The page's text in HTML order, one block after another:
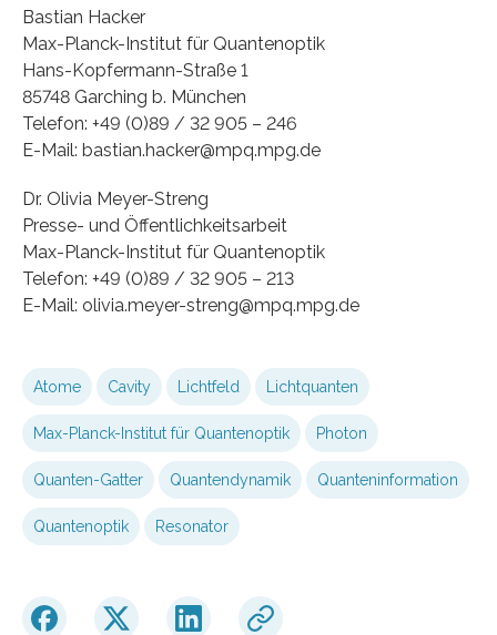
Bastian Hacker
Max-Planck-Institut für Quantenoptik
Hans-Kopfermann-Straße 1
85748 Garching b. München
Telefon: +49 (0)89 / 32 905 – 246
E-Mail: bastian.hacker@mpq.mpg.de
Dr. Olivia Meyer-Streng
Presse- und Öffentlichkeitsarbeit
Max-Planck-Institut für Quantenoptik
Telefon: +49 (0)89 / 32 905 – 213
E-Mail: olivia.meyer-streng@mpq.mpg.de
Atome Cavity Lichtfeld Lichtquanten
Max-Planck-Institut für Quantenoptik Photon
Quanten-Gatter Quantendynamik Quanteninformation
Quantenoptik Resonator